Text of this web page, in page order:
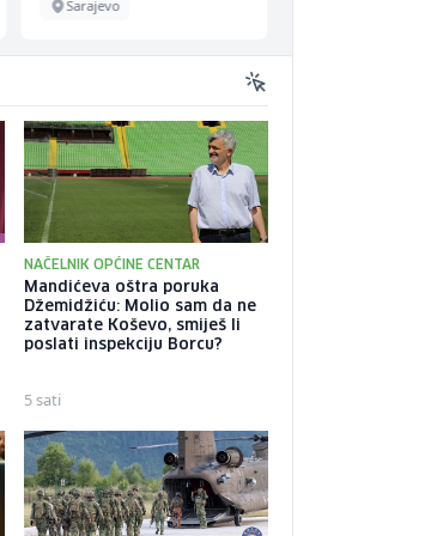
Sarajevo
NAČELNIK OPĆINE CENTAR
Mandićeva oštra poruka
Džemidžiću: Molio sam da ne
zatvarate Koševo, smiješ li
poslati inspekciju Borcu?
5 sati